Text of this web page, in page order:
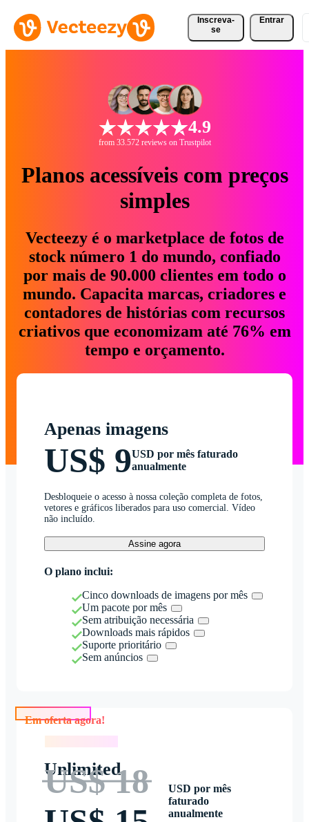
Inscreva-
se
Entrar
4.9
from 33.572 reviews on Trustpilot
Planos acessíveis com preços
simples
Vecteezy é o marketplace de fotos de
stock número 1 do mundo, confiado
por mais de 90.000 clientes em todo o
mundo. Capacita marcas, criadores e
contadores de histórias com recursos
criativos que economizam até 76% em
tempo e orçamento.
Apenas imagens
US$ 9USD por mês faturado
anualmente
Desbloqueie o acesso à nossa coleção completa de fotos,
vetores e gráficos liberados para uso comercial. Vídeo
não incluído.
Assine agora
O plano inclui:
Cinco downloads de imagens por mês
Um pacote por mês
Sem atribuição necessária
Downloads mais rápidos
Suporte prioritário
Sem anúncios
Unlimited
US$ 18
USD por mês
faturado
anualmente